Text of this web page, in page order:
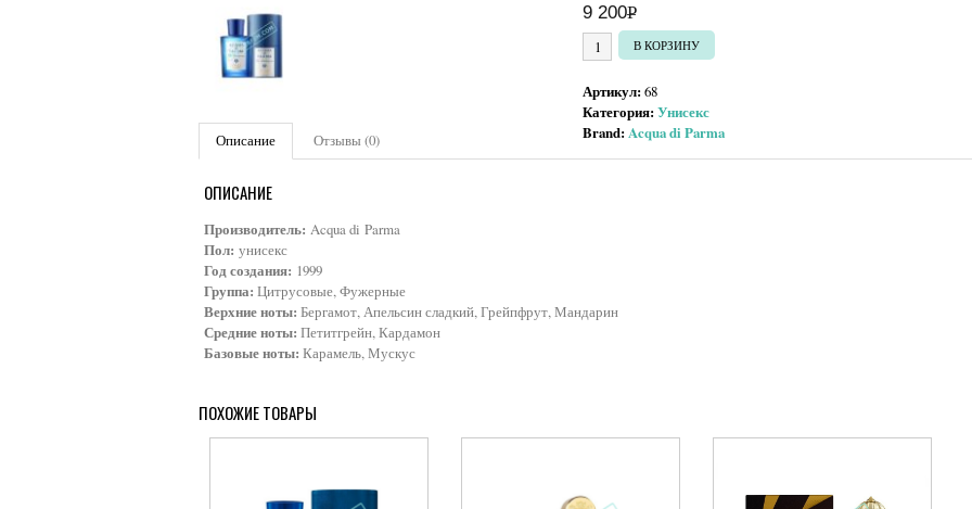
9 200Р
УБ.
Количество товара Acqua di Parma Blu Mediterraneo Arancia di
В КОРЗИНУ
Артикул:68
Категория:Унисекс
Brand:Acqua di Parma
Описание Отзывы (0)
ОПИСАНИЕ
Производитель: Acqua di Parma
Пол: унисекс
Год создания: 1999
Группа: Цитрусовые, Фужерные
Верхние ноты: Бергамот, Апельсин сладкий, Грейпфрут, Мандарин
Средние ноты: Петитгрейн, Кардамон
Базовые ноты: Карамель, Мускус
ПОХОЖИЕ ТОВАРЫ